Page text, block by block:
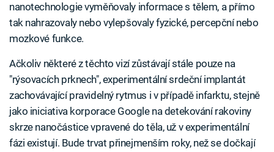
nanotechnologie vyměňovaly informace s tělem, a přímo
tak nahrazovaly nebo vylepšovaly fyzické, percepční nebo
mozkové funkce.
Ačkoliv některé z těchto vizí zůstávají stále pouze na
"rýsovacích prknech", experimentální srdeční implantát
zachovávající pravidelný rytmus i v případě infarktu, stejně
jako iniciativa korporace Google na detekování rakoviny
skrze nanočástice vpravené do těla, už v experimentální
fázi existují. Bude trvat přinejmenším roky, než se dočkají